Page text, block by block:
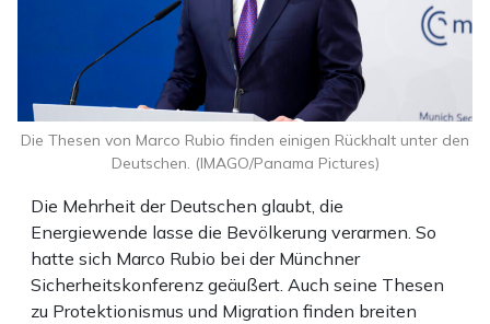
Die Mehrheit der Deutschen glaubt, die
Energiewende lasse die Bevölkerung verarmen. So
hatte sich Marco Rubio bei der Münchner
Sicherheitskonferenz geäußert. Auch seine Thesen
zu Protektionismus und Migration finden breiten
Die Thesen von Marco Rubio finden einigen Rückhalt unter den
Deutschen. (IMAGO/Panama Pictures)